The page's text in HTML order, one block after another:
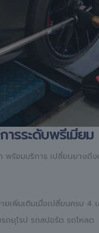
รระดับพรีเมียม
พร้อมบริการ เปลี่ยนยาง
เพิ่มเติมเมื่อเปลี่ยนครบ 4
ถยุโรป รถสปอร์ต รถโหลด